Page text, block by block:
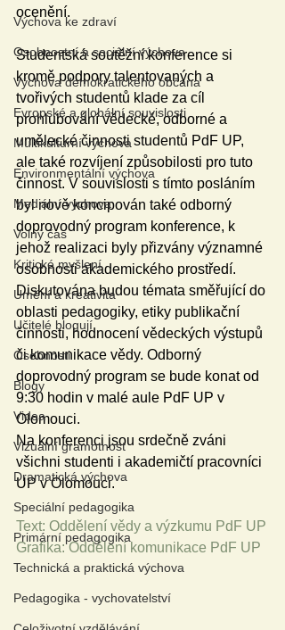
Výchova ke zdraví
Osobnostní a sociální výchova
Výchova demokratického občana
Evropské a globální souvislosti
Multikulturní výchova
Environmentální výchova
Mediální výchova
Volný čas
Kritické myšlení
Umění a kreativita
Učitelé blogují
Osobnosti
Blogy
Videa
Vizuální gramotnost
Dramatická výchova
Speciální pedagogika
Primární pedagogika
Technická a praktická výchova
Pedagogika - vychovatelství
ocenění.
Studentská soutěžní konference si
kromě podpory talentovaných a
tvořivých studentů klade za cíl
prohlubování vědecké, odborné a
umělecké činnosti studentů PdF UP,
ale také rozvíjení způsobilosti pro tuto
činnost. V souvislosti s tímto posláním
byl nově koncipován také odborný
doprovodný program konference, k
jehož realizaci byly přizvány významné
osobnosti akademického prostředí.
Diskutována budou témata směřující do
oblasti pedagogiky, etiky publikační
činnosti, hodnocení vědeckých výstupů
či komunikace vědy. Odborný
doprovodný program se bude konat od
9:30 hodin v malé aule PdF UP v
Olomouci.
Na konferenci jsou srdečně zváni
všichni studenti i akademičtí pracovníci
UP v Olomouci.
Text: Oddělení vědy a výzkumu PdF UP
Grafika: Oddělení komunikace PdF UP